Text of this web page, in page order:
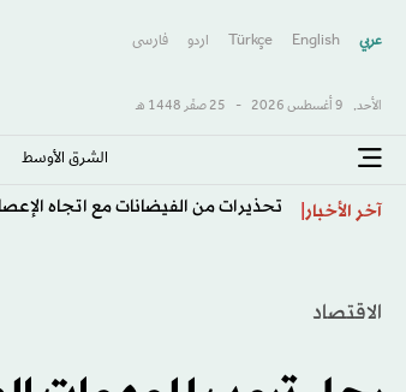
عربي English
Türkçe اردو فارسى
الأحد, 9 أغسطس 2026 - 25 صفَر 1448 هـ
الشرق الأوسط​
آخر الأخبار تحذيرات من الفيضانات مع اتجاه
الاقتصاد